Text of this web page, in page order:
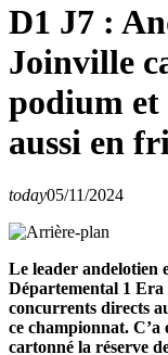
D1 J7 :
Joinville
podium et
aussi en
today05/11/2024
Le leader andelotien
Départemental 1
concurrents directs
ce championnat. C’a
cartonné la réserve